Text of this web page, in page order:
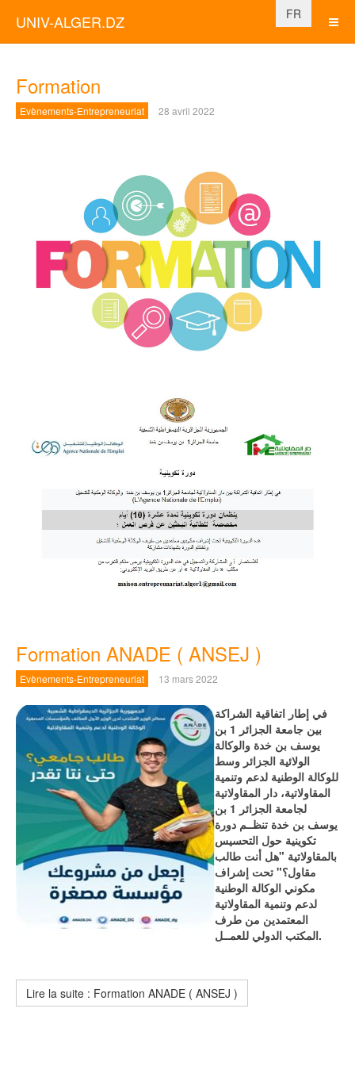
UNIV-ALGER.DZ
Sélectionnez
FR
Formation
Evènements-Entrepreneuriat 28 avril 2022
Formation ANADE ( ANSEJ )
Evènements-Entrepreneuriat 13 mars 2022
في إطار اتفاقية الشراكة
بين جامعة الجزائر 1 بن
يوسف بن خدة والوكالة
الولائية الجزائر وسط
للوكالة الوطنية لدعم وتنمية
المقاولاتية، دار المقاولاتية
لجامعة الجزائر 1 بن
يوسف بن خدة تنظــم دورة
تكوينية حول التحسيس
بالمقاولاتية "هل أنت طالب
مقاول؟" تحت إشراف
مكوني الوكالة الوطنية
لدعم وتنمية المقاولاتية
المعتمدين من طرف
المكتب الدولي للعمــل.
Lire la suite : Formation ANADE ( ANSEJ )